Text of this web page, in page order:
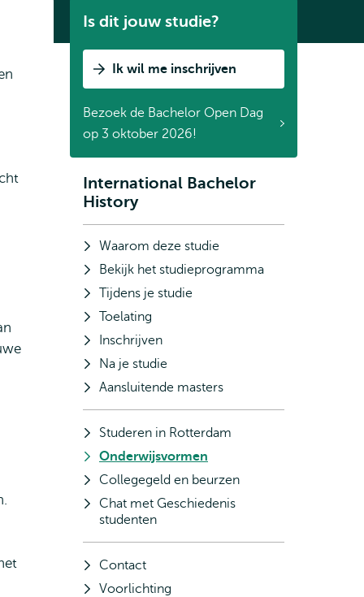
Is dit jouw studie?
Ik wil me inschrijven
Bezoek de Bachelor Open Dag
op 3 oktober 2026!
Subnavigatie
International Bachelor
History
Waarom deze studie
Bekijk het studieprogramma
Tijdens je studie
Toelating
Inschrijven
Na je studie
Aansluitende masters
Studeren in Rotterdam
Onderwijsvormen
Collegegeld en beurzen
Chat met Geschiedenis
studenten
Contact
Voorlichting